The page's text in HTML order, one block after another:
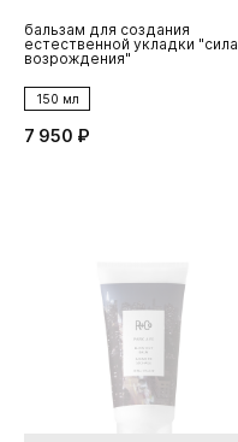
бальзам для создания
естественной укладки "сила
возрождения"
150 мл
7 950 ₽